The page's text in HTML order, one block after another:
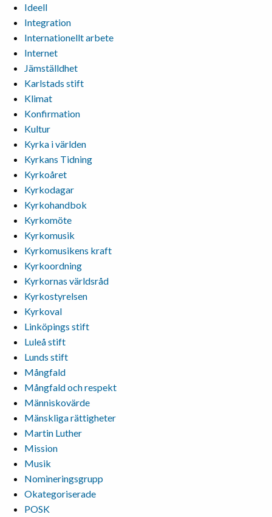
Ideell
Integration
Internationellt arbete
Internet
Jämställdhet
Karlstads stift
Klimat
Konfirmation
Kultur
Kyrka i världen
Kyrkans Tidning
Kyrkoåret
Kyrkodagar
Kyrkohandbok
Kyrkomöte
Kyrkomusik
Kyrkomusikens kraft
Kyrkoordning
Kyrkornas världsråd
Kyrkostyrelsen
Kyrkoval
Linköpings stift
Luleå stift
Lunds stift
Mångfald
Mångfald och respekt
Människovärde
Mänskliga rättigheter
Martin Luther
Mission
Musik
Nomineringsgrupp
Okategoriserade
POSK